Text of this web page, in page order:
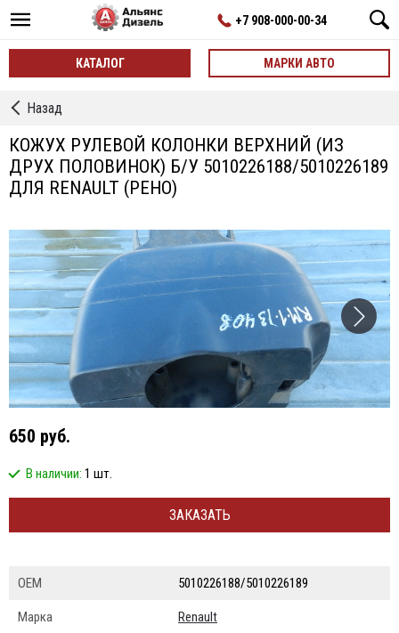
+7 908-000-00-34
КАТАЛОГ МАРКИ АВТО
←
Элементы
б/
у
Назад
КОЖУХ РУЛЕВОЙ КОЛОНКИ ВЕРХНИЙ (ИЗ
ДРУХ ПОЛОВИНОК) Б/У 5010226188/5010226189
ДЛЯ RENAULT (РЕНО)
650 руб.
В наличии: 1 шт.
ЗАКАЗАТЬ
ОЕМ 5010226188/5010226189
Марка Renault